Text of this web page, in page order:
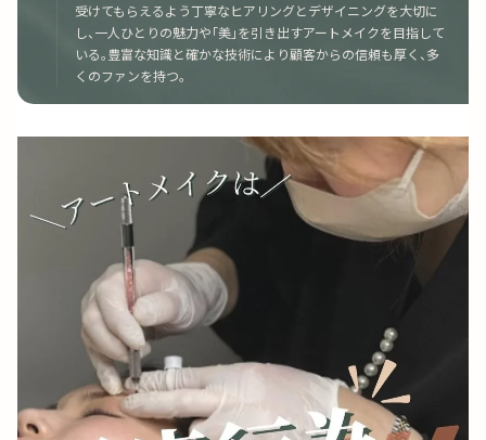
受けてもらえるよう丁寧なヒアリングとデザイニングを大切に
し、一人ひとりの魅力や「美」を引き出すアートメイクを目指して
いる。豊富な知識と確かな技術により顧客からの信頼も厚く、多
くのファンを持つ。